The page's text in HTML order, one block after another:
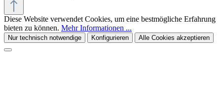
Diese Website verwendet Cookies, um eine bestmögliche Erfahrung
bieten zu können. Mehr Informationen ...
Nur technisch notwendige Konfigurieren Alle Cookies akzeptieren